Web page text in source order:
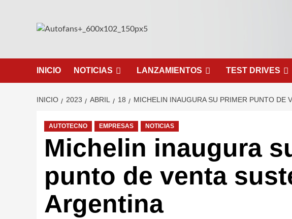
INICIO NOTICIAS LANZAMIENTOS TEST DRIVES
INICIO 2023 ABRIL 18 MICHELIN INAUGURA SU PRIMER PUNTO DE
AUTOTECNO EMPRESAS NOTICIAS
Michelin inaugura
punto de venta
Argentina